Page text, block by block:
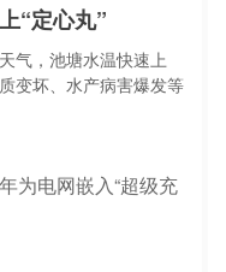
“定心丸”
气，池塘水温快速上
变坏、水产病害爆发等